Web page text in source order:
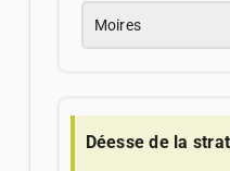
Moires
Déesse de la